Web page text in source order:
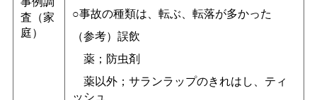
査（家
庭）
○事故の種類は、転ぶ、転落が多かった
（参考）誤飲
薬；防虫剤
薬以外；サランラップのきれはし、ティ
ッシュ